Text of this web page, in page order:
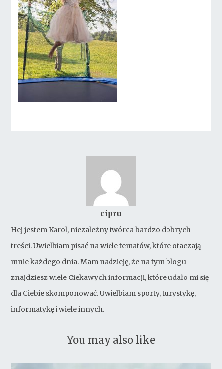
cipru
Hej jestem Karol, niezależny twórca bardzo dobrych
treści. Uwielbiam pisać na wiele tematów, które otaczają
mnie każdego dnia. Mam nadzieję, że na tym blogu
znajdziesz wiele Ciekawych informacji, które udało mi się
dla Ciebie skomponować. Uwielbiam sporty, turystykę,
informatykę i wiele innych.
You may also like